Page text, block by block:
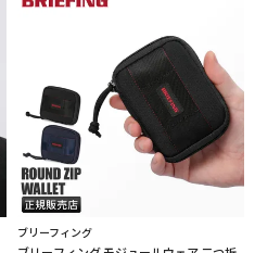
ブリーフィング